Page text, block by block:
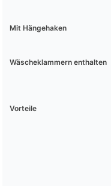
Mit Hängehaken
Wäscheklammern enthalten
Vorteile